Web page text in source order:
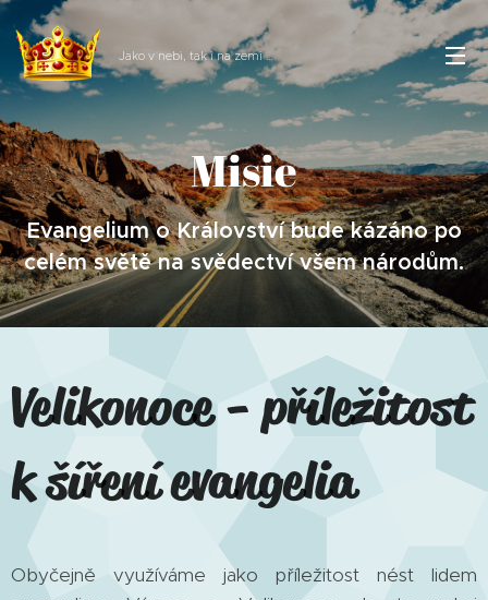
Jako v nebi, tak i na zemi ...
Misie
Evangelium o Království bude kázáno po
celém světě na svědectví všem národům.
Velikonoce - příležitost
k šíření evangelia
Obyčejně využíváme jako příležitost nést lidem